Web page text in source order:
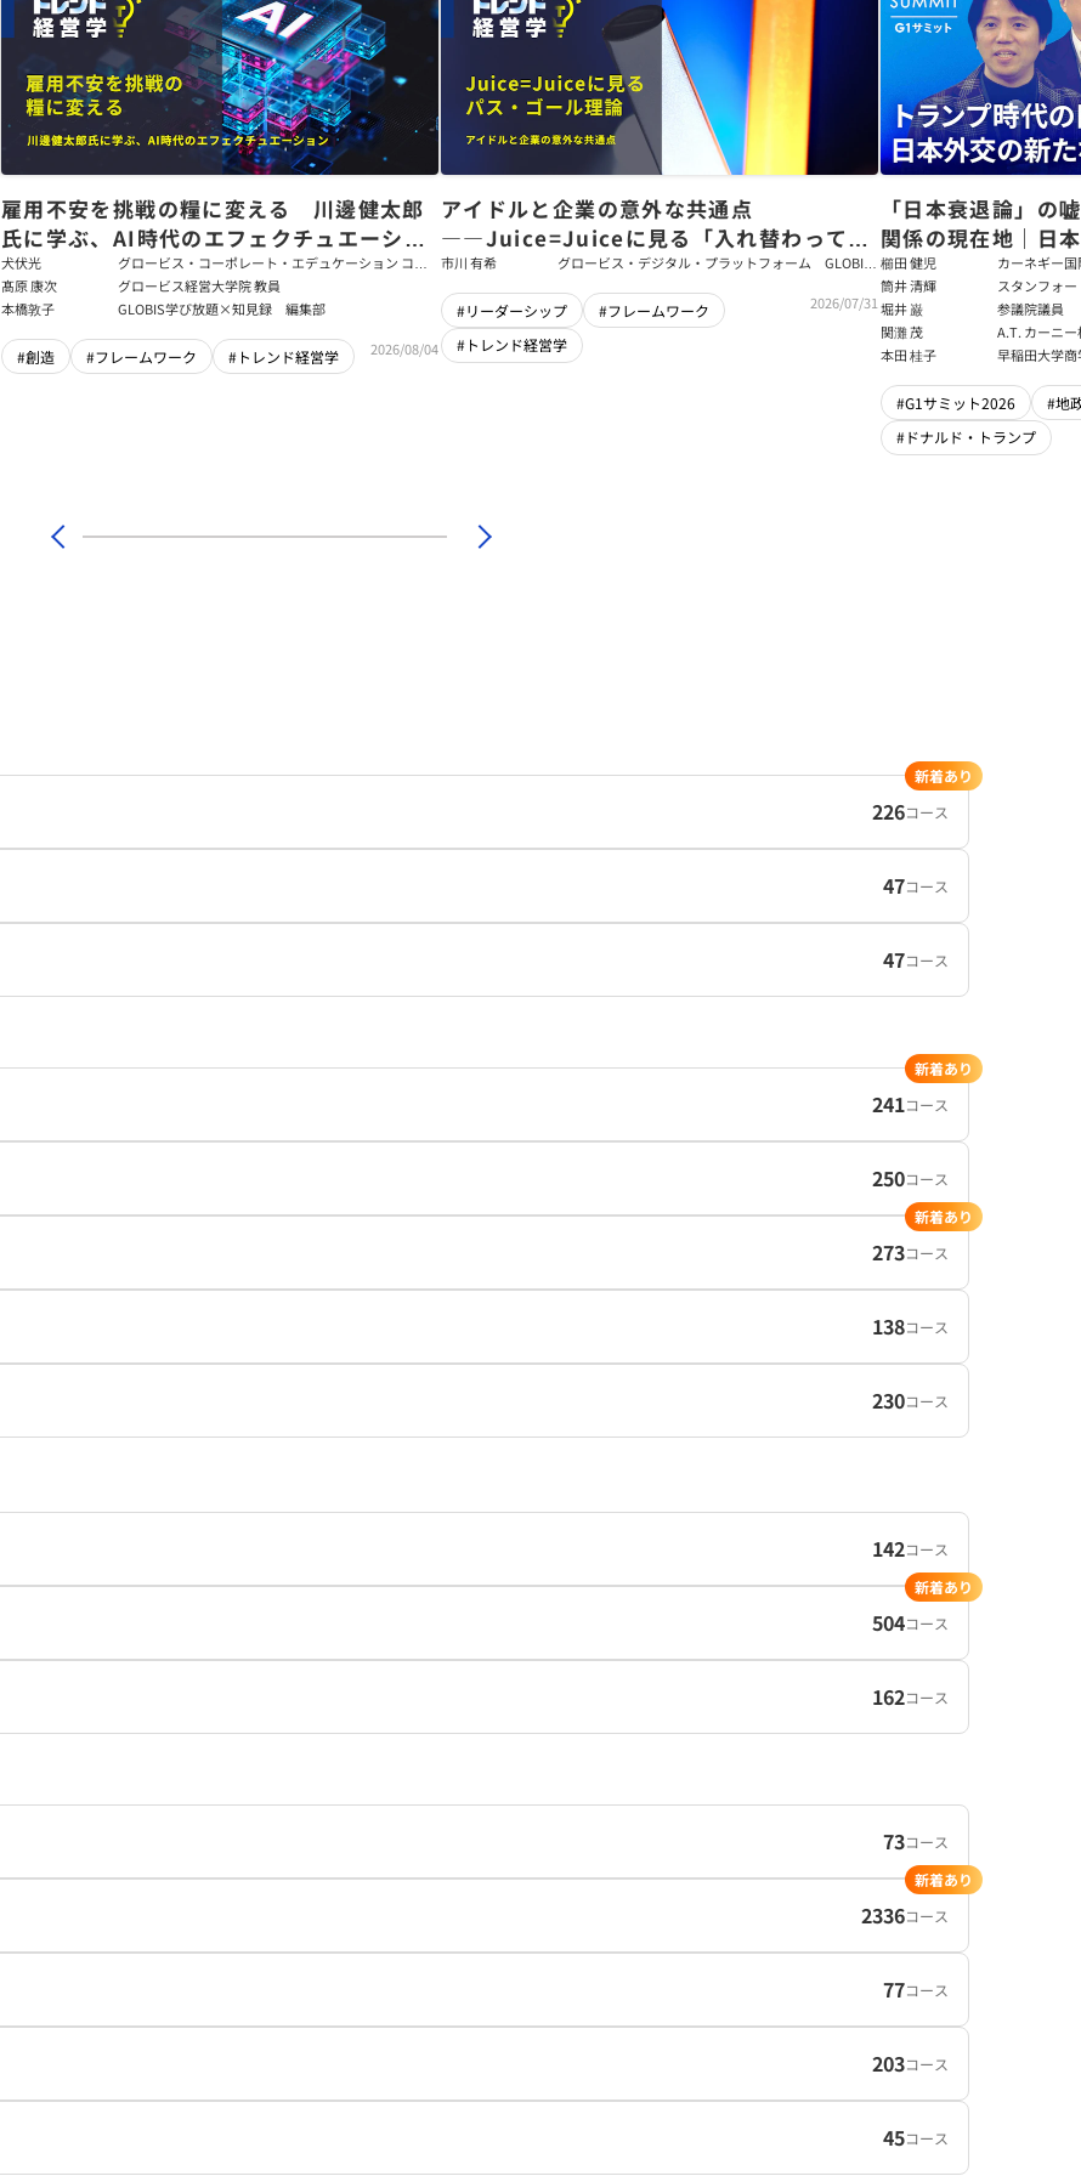
雇用不安を挑戦の糧に変える 川邊健太郎
氏に学ぶ、AI時代のエフェクチュエーショ
ン
犬伏光
グロービス・コーポレート・エデュケーション コー
ポレート・ソリューション・チーム コンサルタント
髙原 康次
グロービス経営大学院 教員
本橋敦子
GLOBIS学び放題×知見録 編集部
#創造 #フレームワーク #トレンド経営学 2026/08/04
アイドルと企業の意外な共通点
――Juice=Juiceに見る「入れ替わっても
強いチーム」をつくるパス・ゴール理論
市川 有希
グロービス・デジタル・プラットフォーム GLOBIS
#リーダーシップ
#フレームワーク
#トレンド経営学
2026/07/31
「日本衰退論」の
関係の現在地｜日
戦略【櫛田健児×
輝】
櫛田 健児
カーネギー
ラムディレ
筒井 清輝
スタンフォ
大学アジア
フェロー
堀井 巌
参議院議員
関灘 茂
A.T. カーニ
本法人会長
本田 桂子 早稲田大学
#G1サミット2026
#地
#ドナルド・トランプ
226コース
新着あり
47コース
47コース
241コース
新着あり
250コース
273コース
新着あり
138コース
230コース
142コース
504コース
新着あり
162コース
73コース
2336コース
新着あり
77コース
203コース
45コース